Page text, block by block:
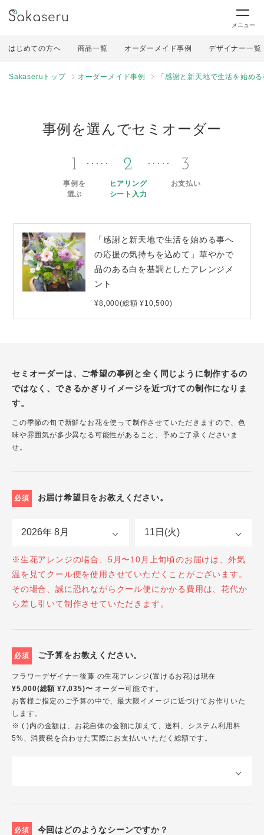
メニュー
はじめての方へ 商品一覧 オーダーメイド事例 デザイナー一覧
Sakaseruトップ オーダーメイド事例 「感謝と新天地で生活を始め
事例を選んでセミオーダー
1
事例を
選ぶ
2
ヒアリング
シート入力
3
お支払い
「感謝と新天地で生活を始める事へ
の応援の気持ちを込めて」華やかで
品のある白を基調としたアレンジメ
ント
¥8,000(総額 ¥10,500)
セミオーダーは、ご希望の事例と全く同じように制作するの
ではなく、できるかぎりイメージを近づけての制作になりま
す。
この季節の旬で新鮮なお花を使って制作させていただきますので、色
味や雰囲気が多少異なる可能性があること、予めご了承くださいま
せ。
必須 お届け希望日をお教えください。
※生花アレンジの場合、5月〜10月上旬頃のお届けは、外気
温を見てクール便を使用させていただくことがございます。
その場合、誠に恐れながらクール便にかかる費用は、花代か
ら差し引いて制作させていただきます。
必須 ご予算をお教えください。
フラワーデザイナー後藤 の生花アレンジ(置けるお花)は現在
¥5,000(総額 ¥7,035)〜 オーダー可能です。
お客様ご指定のご予算の中で、最大限イメージに近づけてお作りいた
します。
※ ( )内の金額は、お花自体の金額に加えて、送料、システム利用料
5%、消費税を合わせた実際にお支払いいただく総額です。
必須 今回はどのようなシーンですか？